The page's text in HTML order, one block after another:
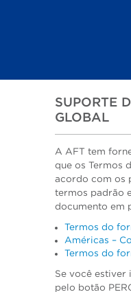
SUPORTE
GLOBAL
A AFT tem
que os Termos
acordo com os
termos padrão
documento em
Termos do
Américas –
Termos do
Se você estiver
pelo botão